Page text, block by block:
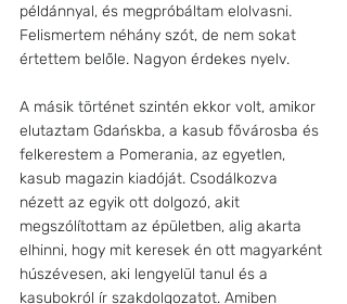
példánnyal, és megpróbáltam elolvasni.
Felismertem néhány szót, de nem sokat
értettem belőle. Nagyon érdekes nyelv.
A másik történet szintén ekkor volt, amikor
elutaztam Gdańskba, a kasub fővárosba és
felkerestem a Pomerania, az egyetlen,
kasub magazin kiadóját. Csodálkozva
nézett az egyik ott dolgozó, akit
megszólítottam az épületben, alig akarta
elhinni, hogy mit keresek én ott magyarként
húszévesen, aki lengyelül tanul és a
kasubokról ír szakdolgozatot. Amiben